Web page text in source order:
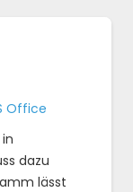
Office
dazu
lässt